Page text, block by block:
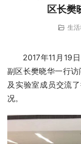
区长樊
生
2017年11月19
副区长樊晓华一行
及实验室成员交流
况。